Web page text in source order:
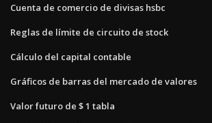
Cuenta de comercio de divisas hsbc
Reglas de límite de circuito de stock
Cálculo del capital contable
Gráficos de barras del mercado de valores
Valor futuro de $ 1 tabla